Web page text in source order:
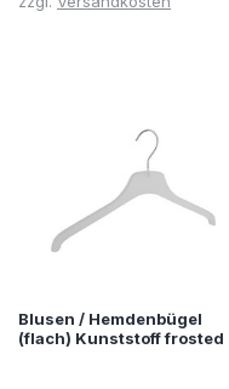
Blusen / Hemdenbügel
(flach) Kunststoff frosted